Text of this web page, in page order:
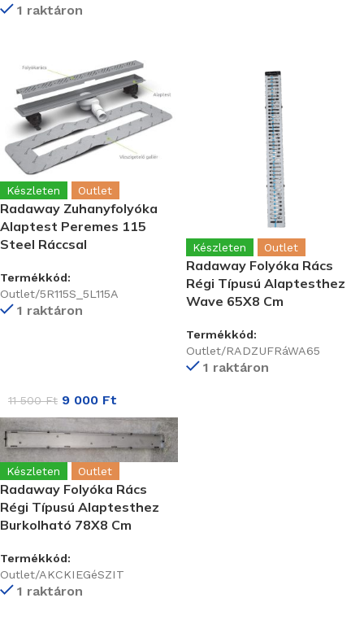
1 raktáron
Készleten Outlet
Radaway Zuhanyfolyóka
Alaptest Peremes 115
Steel Ráccsal
Termékkód:
Outlet/5R115S_5L115A
1 raktáron
Készleten Outlet
Radaway Folyóka Rács
Régi Típusú Alaptesthez
Wave 65X8 Cm
Termékkód:
Outlet/RADZUFRáWA65
1 raktáron
11 500Ft 9 000 Ft
Készleten Outlet
Radaway Folyóka Rács
Régi Típusú Alaptesthez
Burkolható 78X8 Cm
Termékkód:
Outlet/AKCKIEGéSZIT
1 raktáron